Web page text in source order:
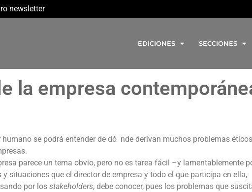
newsletter
EDICIONES SECCIONES
la empresa
se podrá entender de dó nde derivan muchos problemas éticos
parece un tema obvio, pero no es tarea fácil –y lamentablemente
situaciones que el director de empresa y todo el que participa en ella,
por los stakeholders, debe conocer, pues los problemas que